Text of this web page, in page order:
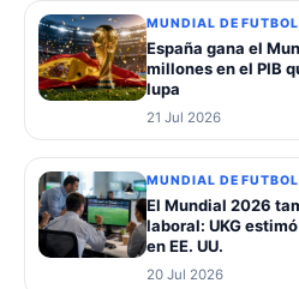
MUNDIAL DE
España gana el
millones en el PIB
lupa
21 Jul 2026
MUNDIAL DE
El Mundial 2026
laboral: UKG
en EE. UU.
20 Jul 2026